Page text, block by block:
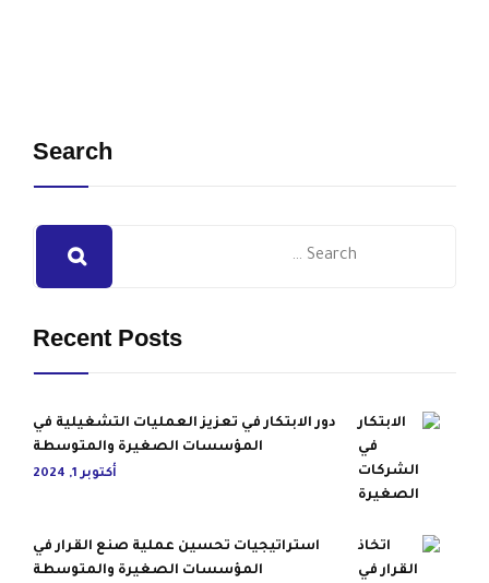
Search
Recent Posts
دور الابتكار في تعزيز العمليات التشغيلية في
المؤسسات الصغيرة والمتوسطة
أكتوبر 1, 2024
استراتيجيات تحسين عملية صنع القرار في
المؤسسات الصغيرة والمتوسطة